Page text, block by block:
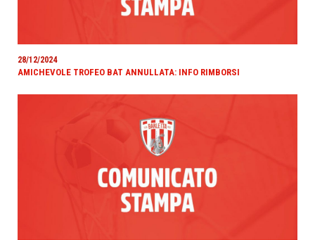
28/12/2024
AMICHEVOLE TROFEO BAT ANNULLATA: INFO RIMBORSI